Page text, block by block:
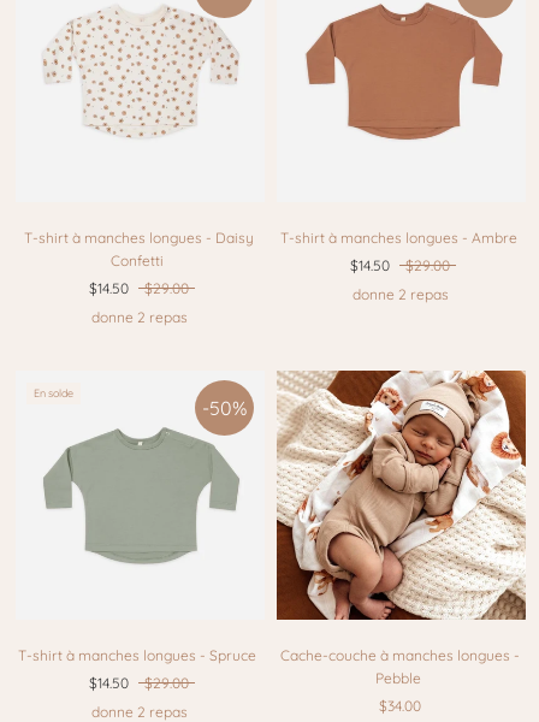
T-shirt à manches longues - Daisy
Confetti
$14.50
$29.00
donne 2 repas
T-shirt à manches longues - Ambre
$14.50
$29.00
donne 2 repas
En solde
T-shirt à manches longues - Spruce
$14.50
$29.00
donne 2 repas
-50%
Cache-couche à manches longues -
Pebble
$34.00